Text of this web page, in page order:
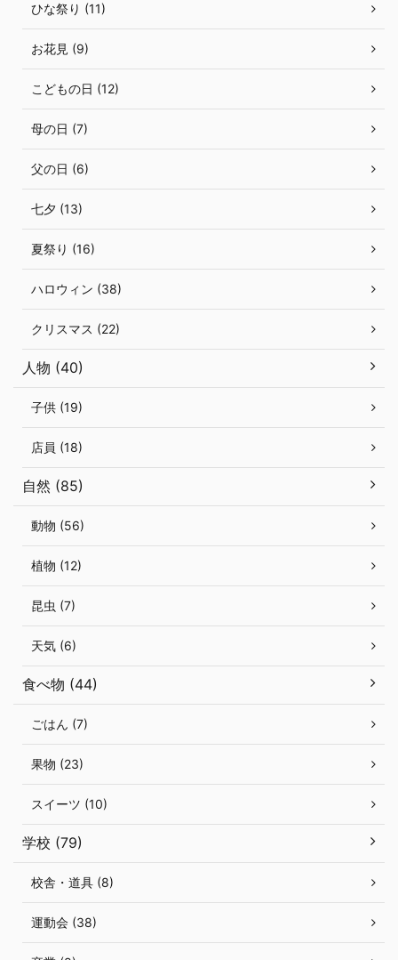
ひな祭り (11)
お花見 (9)
こどもの日 (12)
母の日 (7)
父の日 (6)
七夕 (13)
夏祭り (16)
ハロウィン (38)
クリスマス (22)
人物 (40)
子供 (19)
店員 (18)
自然 (85)
動物 (56)
植物 (12)
昆虫 (7)
天気 (6)
食べ物 (44)
ごはん (7)
果物 (23)
スイーツ (10)
学校 (79)
校舎・道具 (8)
運動会 (38)